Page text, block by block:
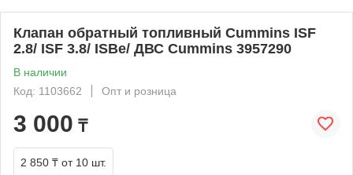
Клапан обратный топливный Cummins ISF
2.8/ ISF 3.8/ ISBe/ ДВС Cummins 3957290
В наличии
Код: 1103662
Опт и розница
3 000 ₸
2 850 ₸ от 10 шт.